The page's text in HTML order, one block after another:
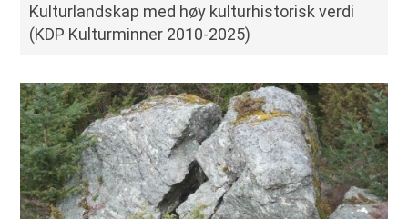
Kulturlandskap med høy kulturhistorisk verdi
(KDP Kulturminner 2010-2025)